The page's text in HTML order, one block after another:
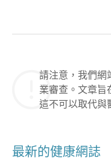
請注意，我們網
業審查。文章旨
這不可以取代與
最新的健康網誌